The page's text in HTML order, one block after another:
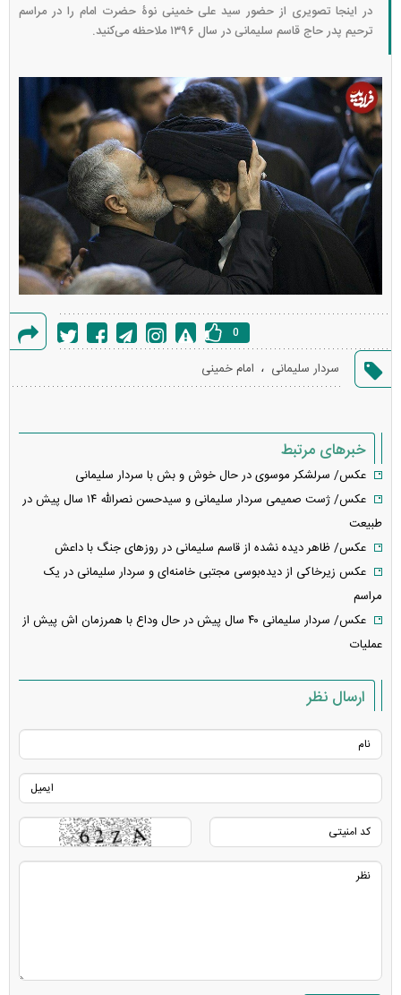
در اینجا تصویری از حضور سید علی خمینی نوۀ حضرت امام را در مراسم
ترحیم پدر حاج قاسم سلیمانی در سال ۱۳۹۶ ملاحظه می‌کنید.
خطا
0
سردار سلیمانی ، امام خمینی
خبرهای مرتبط
عکس/ سرلشکر موسوی در حال خوش و بش با سردار سلیمانی
عکس/ ژست صمیمی سردار سلیمانی و سیدحسن نصرالله ۱۴ سال پیش در
طبیعت
عکس/ ظاهر دیده نشده از قاسم سلیمانی در روز‌های جنگ با داعش
عکس زیرخاکی از دیده‌بوسی مجتبی خامنه‌ای و سردار سلیمانی در یک
مراسم
عکس/ سردار سلیمانی ۴۰ سال پیش در حال وداع با همرزمان اش پیش از
عملیات
ارسال نظر